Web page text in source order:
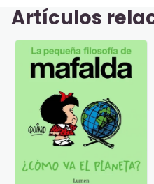
Artículos